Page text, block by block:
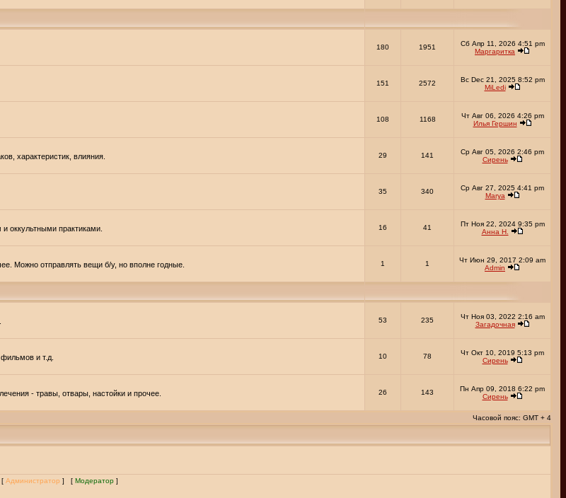
180 1951
Сб Апр 11, 2026 4:51 pm
Маргаритка
151 2572
Вс Dec 21, 2025 8:52 pm
MiLedi
108 1168
Чт Авг 06, 2026 4:26 pm
Илья Гершин
характеристик, влияния. 29 141
Ср Авг 05, 2026 2:46 pm
Сирень
35 340
Ср Авг 27, 2025 4:41 pm
Marya
оккультными практиками. 16 41
Пт Ноя 22, 2024 9:35 pm
Анна Н.
Можно отправлять вещи б/у, но вполне годные. 1 1
Чт Июн 29, 2017 2:09 am
Admin
53 235
Чт Ноя 03, 2022 2:16 am
Загадочная
и т.д. 10 78
Чт Окт 10, 2019 5:13 pm
Сирень
- травы, отвары, настойки и прочее. 26 143
Пн Апр 09, 2018 6:22 pm
Сирень
Часовой пояс: GMT + 4
[ Администратор ] [ Модератор ]